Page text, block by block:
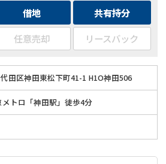
借地
共有持分
任意売却 リースバック
田区神田東松下町41-1 H1O神田506
メトロ「神田駅」徒歩4分